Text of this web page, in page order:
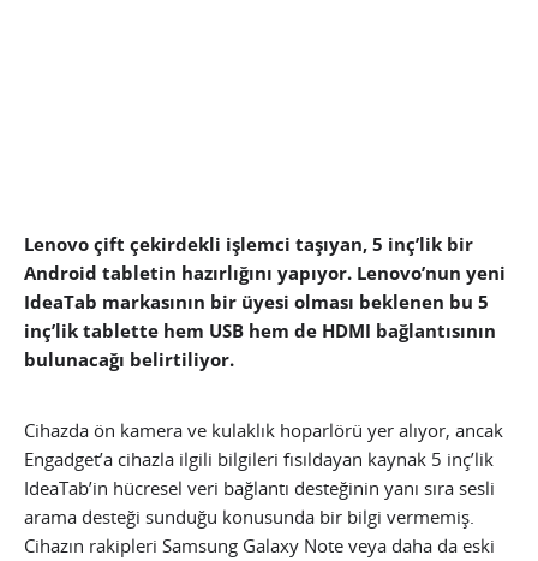
Lenovo çift çekirdekli işlemci taşıyan, 5 inç’lik bir
Android tabletin hazırlığını yapıyor. Lenovo’nun yeni
IdeaTab markasının bir üyesi olması beklenen bu 5
inç’lik tablette hem USB hem de HDMI bağlantısının
bulunacağı belirtiliyor.
Cihazda ön kamera ve kulaklık hoparlörü yer alıyor, ancak
Engadget’a cihazla ilgili bilgileri fısıldayan kaynak 5 inç’lik
IdeaTab’in hücresel veri bağlantı desteğinin yanı sıra sesli
arama desteği sunduğu konusunda bir bilgi vermemiş.
Cihazın rakipleri Samsung Galaxy Note veya daha da eski